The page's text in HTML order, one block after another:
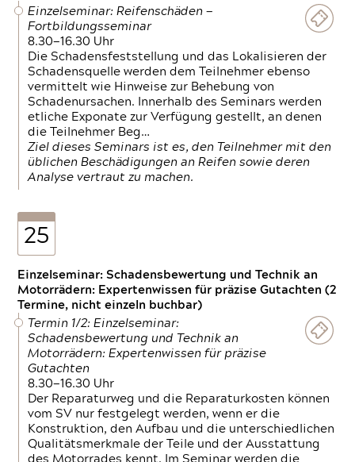
Einzelseminar: Reifenschäden —
Fortbildungsseminar
8.30—16.30 Uhr
Die Schadensfeststellung und das Lokalisieren der
Schadensquelle werden dem Teilnehmer ebenso
vermittelt wie Hinweise zur Behebung von
Schadenursachen. Innerhalb des Seminars werden
etliche Exponate zur Verfügung gestellt, an denen
die Teilnehmer Beg…
Ziel dieses Seminars ist es, den Teilnehmer mit den
üblichen Beschädigungen an Reifen sowie deren
Analyse vertraut zu machen.
25
Einzelseminar: Schadensbewertung und Technik an
Motorrädern: Expertenwissen für präzise Gutachten (2
Termine, nicht einzeln buchbar)
Termin 1/2: Einzelseminar:
Schadensbewertung und Technik an
Motorrädern: Expertenwissen für präzise
Gutachten
8.30—16.30 Uhr
Der Reparaturweg und die Reparaturkosten können
vom SV nur festgelegt werden, wenn er die
Konstruktion, den Aufbau und die unterschiedlichen
Qualitätsmerkmale der Teile und der Ausstattung
des Motorrades kennt. Im Seminar werden die